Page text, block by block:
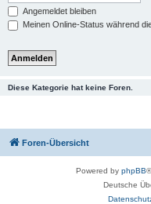
Angemeldet bleiben
Meinen Online-Status während
Diese Kategorie hat keine Foren.
Foren-Übersicht
Powered by phpBB
Deutsche